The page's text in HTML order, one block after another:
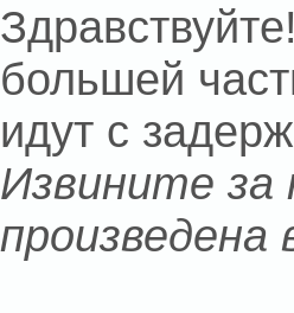
большей
идут с
Извините за